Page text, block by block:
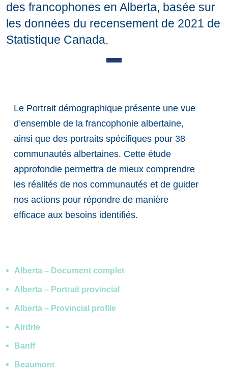
des francophones en Alberta, basée sur
les données du recensement de 2021 de
Statistique Canada.
Le Portrait démographique présente une vue
d’ensemble de la francophonie albertaine,
ainsi que des portraits spécifiques pour 38
communautés albertaines. Cette étude
approfondie permettra de mieux comprendre
les réalités de nos communautés et de guider
nos actions pour répondre de manière
efficace aux besoins identifiés.
Alberta – Document complet
Alberta – Portrait provincial
Alberta – Provincial profile
Airdrie
Banff
Beaumont